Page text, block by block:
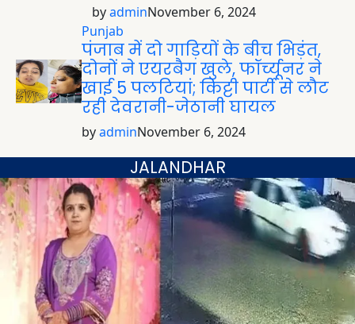
byadminNovember 6, 2024
Punjab
पंजाब में दो गाड़ियों के बीच भिड़ंत,
दोनों ने एयरबैग खुले, फॉर्च्यूनर ने
खाई 5 पलटियां; किट्टी पार्टी से लौट
रही देवरानी-जेठानी घायल
byadminNovember 6, 2024
JALANDHAR